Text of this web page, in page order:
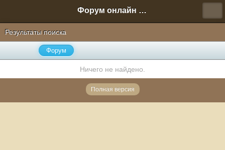
Форум онлайн игры "Новая Эра" (Нюра Биз)
Результаты поиска
Форум
Ничего не найдено.
Полная версия